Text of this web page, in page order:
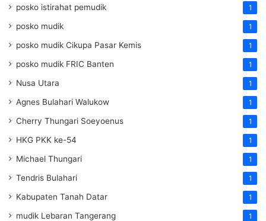
posko istirahat pemudik 1
posko mudik 1
posko mudik Cikupa Pasar Kemis 1
posko mudik FRIC Banten 1
Nusa Utara 1
Agnes Bulahari Walukow 1
Cherry Thungari Soeyoenus 1
HKG PKK ke-54 1
Michael Thungari 1
Tendris Bulahari 1
Kabupaten Tanah Datar 1
mudik Lebaran Tangerang 1